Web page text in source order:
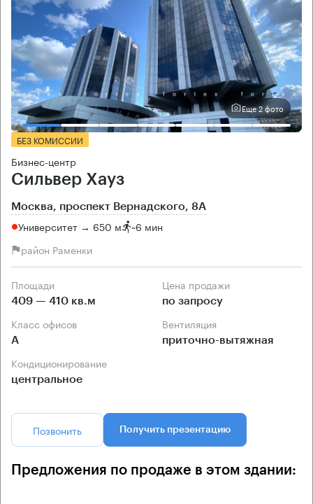
Еще 2 фото
БЕЗ КОМИССИИ
Бизнес-центр
Сильвер Хауз
Москва, проспект Вернадского, 8А
Университет → 650 м ~6 мин
район Раменки
Площади
409 — 410 кв.м
Цена продажи
по запросу
Класс офисов
А
Вентиляция
приточно-вытяжная
Кондиционирование
центральное
Позвонить Получить презентацию
Предложения по продаже в этом здании: